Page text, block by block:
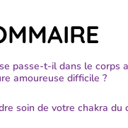
passe-t-il dans le corps
amoureuse difficile ?
soin de votre chakra